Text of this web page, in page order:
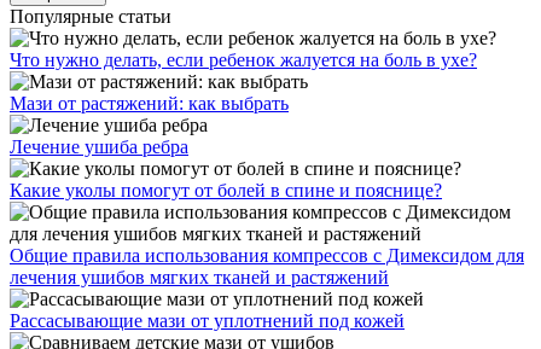
Популярные статьи
Что нужно делать, если ребенок жалуется на боль в ухе?
Мази от растяжений: как выбрать
Лечение ушиба ребра
Какие уколы помогут от болей в спине и пояснице?
Общие правила использования компрессов с Димексидом для
лечения ушибов мягких тканей и растяжений
Рассасывающие мази от уплотнений под кожей